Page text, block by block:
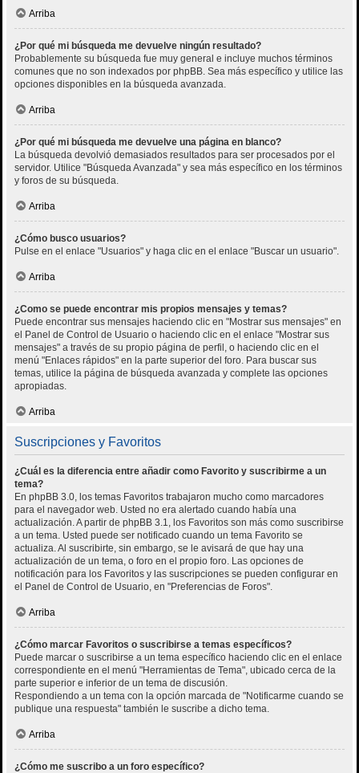
Arriba
¿Por qué mi búsqueda me devuelve ningún resultado?
Probablemente su búsqueda fue muy general e incluye muchos términos
comunes que no son indexados por phpBB. Sea más específico y utilice las
opciones disponibles en la búsqueda avanzada.
Arriba
¿Por qué mi búsqueda me devuelve una página en blanco?
La búsqueda devolvió demasiados resultados para ser procesados por el
servidor. Utilice "Búsqueda Avanzada" y sea más específico en los términos
y foros de su búsqueda.
Arriba
¿Cómo busco usuarios?
Pulse en el enlace "Usuarios" y haga clic en el enlace "Buscar un usuario".
Arriba
¿Como se puede encontrar mis propios mensajes y temas?
Puede encontrar sus mensajes haciendo clic en "Mostrar sus mensajes" en
el Panel de Control de Usuario o haciendo clic en el enlace "Mostrar sus
mensajes" a través de su propio página de perfil, o haciendo clic en el
menú "Enlaces rápidos" en la parte superior del foro. Para buscar sus
temas, utilice la página de búsqueda avanzada y complete las opciones
apropiadas.
Arriba
Suscripciones y Favoritos
¿Cuál es la diferencia entre añadir como Favorito y suscribirme a un
tema?
En phpBB 3.0, los temas Favoritos trabajaron mucho como marcadores
para el navegador web. Usted no era alertado cuando había una
actualización. A partir de phpBB 3.1, los Favoritos son más como suscribirse
a un tema. Usted puede ser notificado cuando un tema Favorito se
actualiza. Al suscribirte, sin embargo, se le avisará de que hay una
actualización de un tema, o foro en el propio foro. Las opciones de
notificación para los Favoritos y las suscripciones se pueden configurar en
el Panel de Control de Usuario, en "Preferencias de Foros".
Arriba
¿Cómo marcar Favoritos o suscribirse a temas específicos?
Puede marcar o suscribirse a un tema específico haciendo clic en el enlace
correspondiente en el menú "Herramientas de Tema", ubicado cerca de la
parte superior e inferior de un tema de discusión.
Respondiendo a un tema con la opción marcada de "Notificarme cuando se
publique una respuesta" también le suscribe a dicho tema.
Arriba
¿Cómo me suscribo a un foro específico?